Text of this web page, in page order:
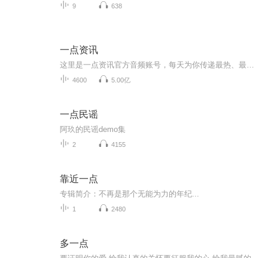
9 638
一点资讯
4600 5.00亿
一点民谣
阿玖的民谣demo集
2 4155
靠近一点
专辑简介：不再是那个无能为力的年纪...
1 2480
多一点